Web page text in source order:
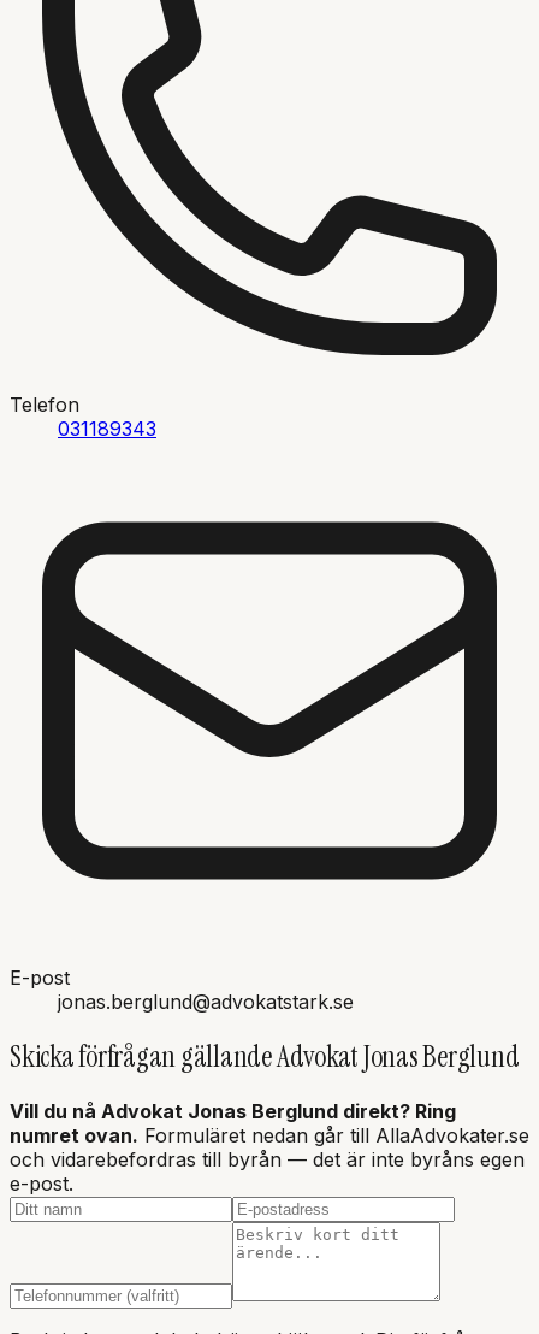
Telefon
031189343
E-post
jonas.berglund@advokatstark.se
Skicka förfrågan gällandeAdvokat Jonas Berglund
Vill du nå Advokat Jonas Berglund direkt? Ring
numret ovan. Formuläret nedan går till AllaAdvokater.se
och vidarebefordras till byrån — det är inte byråns egen
e-post.